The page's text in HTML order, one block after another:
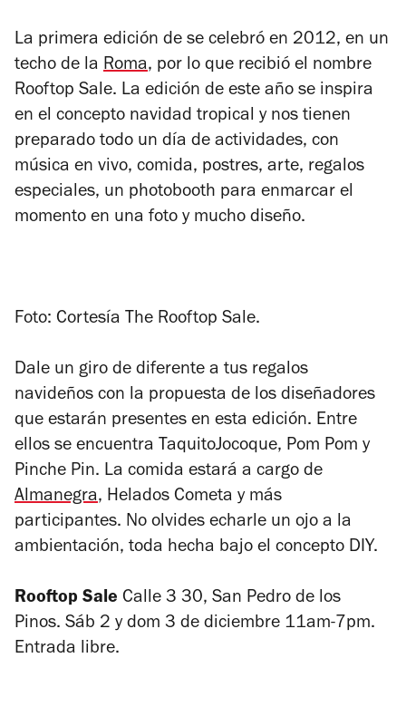
La primera edición de se celebró en 2012, en un
techo de la Roma, por lo que recibió el nombre
Rooftop Sale. La edición de este año se inspira
en el concepto navidad tropical y nos tienen
preparado todo un día de actividades, con
música en vivo, comida, postres, arte, regalos
especiales, un photobooth para enmarcar el
momento en una foto y mucho diseño.
Foto: Cortesía The Rooftop Sale.
Dale un giro de diferente a tus regalos
navideños con la propuesta de los diseñadores
que estarán presentes en esta edición. Entre
ellos se encuentra TaquitoJocoque, Pom Pom y
Pinche Pin. La comida estará a cargo de
Almanegra, Helados Cometa y más
participantes. No olvides echarle un ojo a la
ambientación, toda hecha bajo el concepto DIY.
Rooftop Sale Calle 3 30, San Pedro de los
Pinos. Sáb 2 y dom 3 de diciembre 11am-7pm.
Entrada libre.